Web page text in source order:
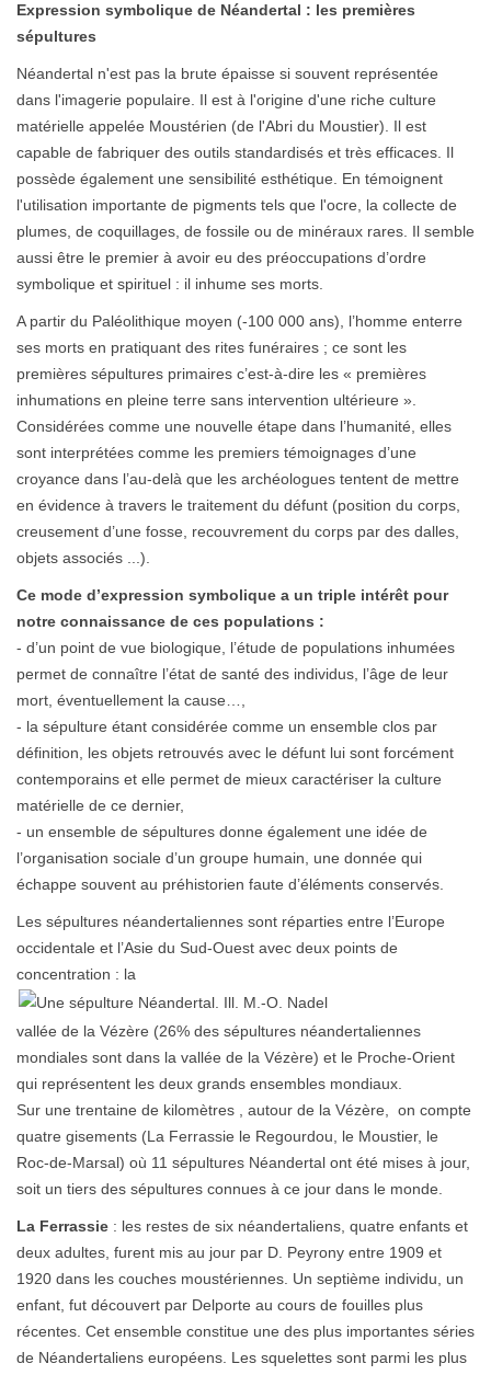
Expression symbolique de Néandertal : les premières
sépultures
Néandertal n'est pas la brute épaisse si souvent représentée
dans l'imagerie populaire. Il est à l'origine d'une riche culture
matérielle appelée Moustérien (de l'Abri du Moustier). Il est
capable de fabriquer des outils standardisés et très efficaces. Il
possède également une sensibilité esthétique. En témoignent
l'utilisation importante de pigments tels que l'ocre, la collecte de
plumes, de coquillages, de fossile ou de minéraux rares. Il semble
aussi être le premier à avoir eu des préoccupations d’ordre
symbolique et spirituel : il inhume ses morts.
A partir du Paléolithique moyen (-100 000 ans), l’homme enterre
ses morts en pratiquant des rites funéraires ; ce sont les
premières sépultures primaires c’est-à-dire les « premières
inhumations en pleine terre sans intervention ultérieure ».
Considérées comme une nouvelle étape dans l’humanité, elles
sont interprétées comme les premiers témoignages d’une
croyance dans l’au-delà que les archéologues tentent de mettre
en évidence à travers le traitement du défunt (position du corps,
creusement d’une fosse, recouvrement du corps par des dalles,
objets associés ...).
Ce mode d’expression symbolique a un triple intérêt pour
notre connaissance de ces populations :
- d’un point de vue biologique, l’étude de populations inhumées
permet de connaître l’état de santé des individus, l’âge de leur
mort, éventuellement la cause…,
- la sépulture étant considérée comme un ensemble clos par
définition, les objets retrouvés avec le défunt lui sont forcément
contemporains et elle permet de mieux caractériser la culture
matérielle de ce dernier,
- un ensemble de sépultures donne également une idée de
l’organisation sociale d’un groupe humain, une donnée qui
échappe souvent au préhistorien faute d’éléments conservés.
Les sépultures néandertaliennes sont réparties entre l’Europe
occidentale et l’Asie du Sud-Ouest avec deux points de
concentration : la
vallée de la Vézère (26% des sépultures néandertaliennes
mondiales sont dans la vallée de la Vézère) et le Proche-Orient
qui représentent les deux grands ensembles mondiaux.
Sur une trentaine de kilomètres , autour de la Vézère, on compte
quatre gisements (La Ferrassie le Regourdou, le Moustier, le
Roc-de-Marsal) où 11 sépultures Néandertal ont été mises à jour,
soit un tiers des sépultures connues à ce jour dans le monde.
La Ferrassie : les restes de six néandertaliens, quatre enfants et
deux adultes, furent mis au jour par D. Peyrony entre 1909 et
1920 dans les couches moustériennes. Un septième individu, un
enfant, fut découvert par Delporte au cours de fouilles plus
récentes. Cet ensemble constitue une des plus importantes séries
de Néandertaliens européens. Les squelettes sont parmi les plus